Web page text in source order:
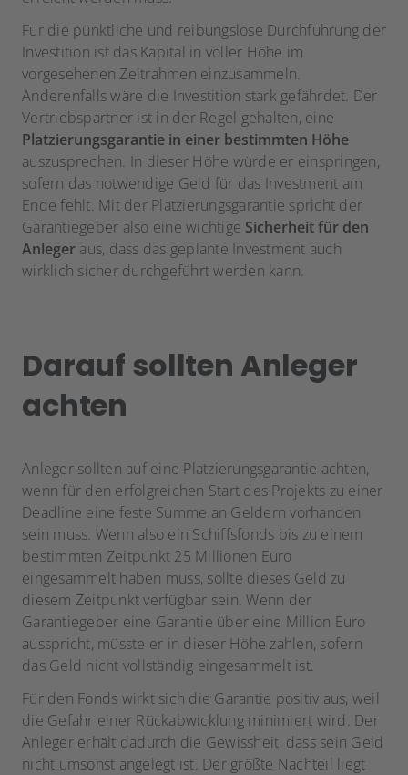
Für die pünktliche und reibungslose Durchführung der
Investition ist das Kapital in voller Höhe im
vorgesehenen Zeitrahmen einzusammeln.
Anderenfalls wäre die Investition stark gefährdet. Der
Vertriebspartner ist in der Regel gehalten, eine
Platzierungsgarantie in einer bestimmten Höhe
auszusprechen. In dieser Höhe würde er einspringen,
sofern das notwendige Geld für das Investment am
Ende fehlt. Mit der Platzierungsgarantie spricht der
Garantiegeber also eine wichtige Sicherheit für den
Anleger aus, dass das geplante Investment auch
wirklich sicher durchgeführt werden kann.
Darauf sollten Anleger
achten
Anleger sollten auf eine Platzierungsgarantie achten,
wenn für den erfolgreichen Start des Projekts zu einer
Deadline eine feste Summe an Geldern vorhanden
sein muss. Wenn also ein Schiffsfonds bis zu einem
bestimmten Zeitpunkt 25 Millionen Euro
eingesammelt haben muss, sollte dieses Geld zu
diesem Zeitpunkt verfügbar sein. Wenn der
Garantiegeber eine Garantie über eine Million Euro
ausspricht, müsste er in dieser Höhe zahlen, sofern
das Geld nicht vollständig eingesammelt ist.
Für den Fonds wirkt sich die Garantie positiv aus, weil
die Gefahr einer Rückabwicklung minimiert wird. Der
Anleger erhält dadurch die Gewissheit, dass sein Geld
nicht umsonst angelegt ist. Der größte Nachteil liegt